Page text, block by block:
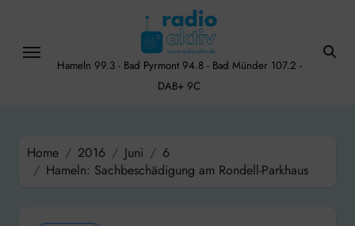
content
Hameln 99.3 - Bad Pyrmont 94.8 - Bad Münder 107.2 -
DAB+ 9C
Home 2016 Juni
6
Hameln: Sachbeschädigung am Rondell-Parkhaus